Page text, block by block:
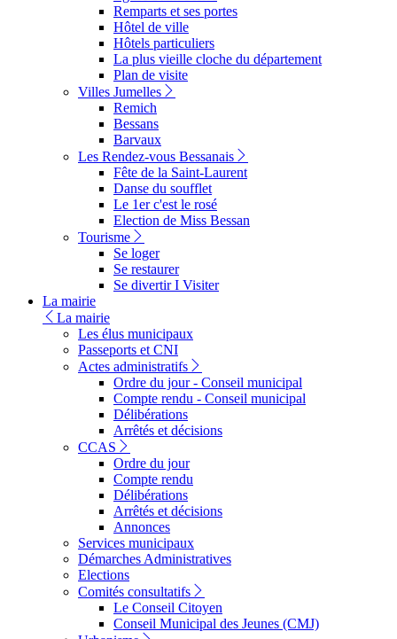
Remparts et ses portes
Hôtel de ville
Hôtels particuliers
La plus vieille cloche du département
Plan de visite
Villes Jumelles
Remich
Bessans
Barvaux
Les Rendez-vous Bessanais
Fête de la Saint-Laurent
Danse du soufflet
Le 1er c'est le rosé
Election de Miss Bessan
Tourisme
Se loger
Se restaurer
Se divertir I Visiter
La mairie
La mairie
Les élus municipaux
Passeports et CNI
Actes administratifs
Ordre du jour - Conseil municipal
Compte rendu - Conseil municipal
Délibérations
Arrêtés et décisions
CCAS
Ordre du jour
Compte rendu
Délibérations
Arrêtés et décisions
Annonces
Services municipaux
Démarches Administratives
Elections
Comités consultatifs
Le Conseil Citoyen
Conseil Municipal des Jeunes (CMJ)